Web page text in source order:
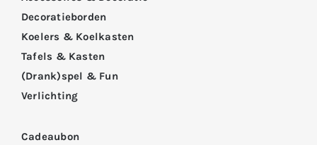
Decoratieborden
Koelers & Koelkasten
Tafels & Kasten
(Drank)spel & Fun
Verlichting
Cadeaubon